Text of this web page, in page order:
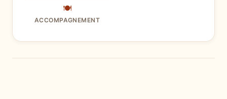
🍽
ACCOMPAGNEMENT